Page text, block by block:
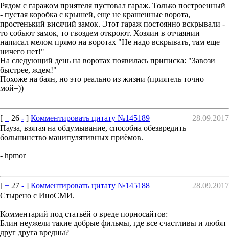
Рядом с гаражом приятеля пустовал гараж. Только построенный
- пустая коробка с крышей, еще не крашенные ворота,
простенький висячий замок. Этот гараж постоянно вскрывали -
то собьют замок, то гвоздем откроют. Хозяин в отчаянии
написал мелом прямо на воротах "Не надо вскрывать, там еще
ничего нет!"
На следующий день на воротах появилась приписка: "Завози
быстрее, ждем!"
Похоже на баян, но это реально из жизни (приятель точно
мой=))
[ + 26 - ] Комментировать цитату №145189
28.09.2017
Пауза, взятая на обдумывание, способна обезвредить
большинство манипулятивных приёмов.
- hpmor
[ + 27 - ] Комментировать цитату №145188
28.09.2017
Стырено с ИноСМИ.
Комментарий под статьёй о вреде порносайтов:
Блин неужели такие добрые фильмы, где все счастливы и любят
друг друга вредны?